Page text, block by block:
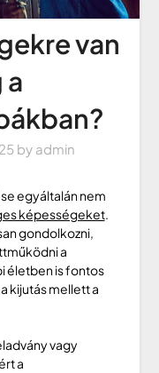
van
a
by admin
egyáltalán nem
képességeket.
gondolkozni,
a
életben is fontos
kijutás mellett a
vagy
a